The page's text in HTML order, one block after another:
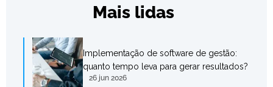
Mais lidas
Implementação de software de gestão:
quanto tempo leva para gerar resultados?
26 jun 2026